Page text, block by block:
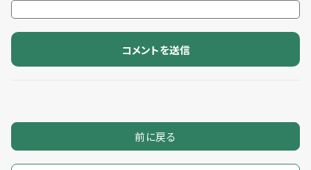
前に戻る